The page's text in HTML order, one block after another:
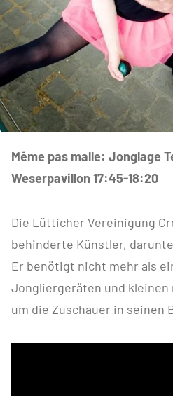
Même pas malle: Jonglage
Weserpavillon 17:45-18:20
Die Lütticher Vereinigung
behinderte Künstler,
Er benötigt nicht mehr als
Jongliergeräten und kleinen
um die Zuschauer in seinen